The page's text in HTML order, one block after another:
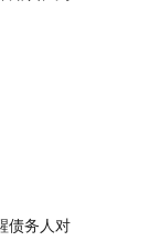
债务人对